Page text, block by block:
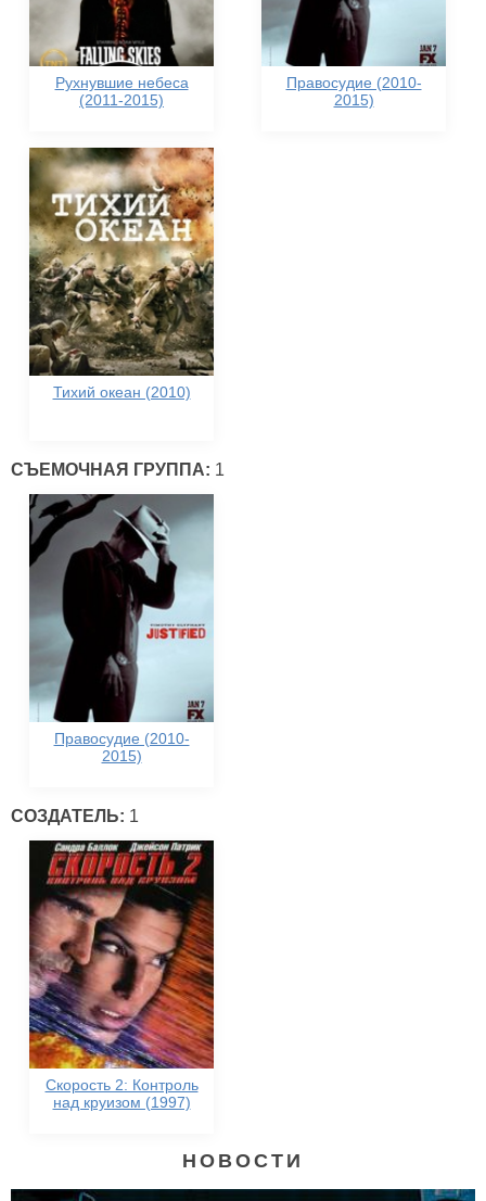
Рухнувшие небеса
(2011-2015)
Правосудие (2010-
2015)
Тихий океан (2010)
СЪЕМОЧНАЯ ГРУППА: 1
Правосудие (2010-
2015)
СОЗДАТЕЛЬ: 1
Скорость 2: Контроль
над круизом (1997)
НОВОСТИ